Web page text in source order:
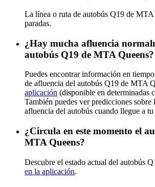
La línea o ruta de autobús Q19 de MTA
paradas.
¿Hay mucha afluencia
autobús Q19 de MTA Queens?
Puedes encontrar información en
de afluencia del autobús Q19 de MTA
aplicación (disponible en determinadas
También puedes ver predicciones sobre
afluencia del autobús cuando llegue a tu
¿Circula en este momento el
MTA Queens?
Descubre el estado actual del autobús
en la aplicación.